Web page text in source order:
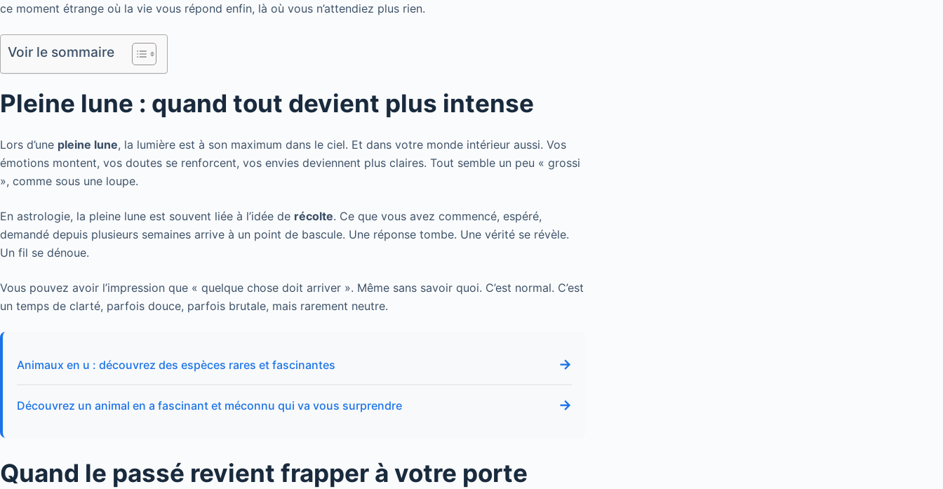
ce moment étrange où la vie vous répond enfin, là où vous n’attendiez plus rien.
Voir le sommaire
Pleine lune : quand tout devient plus intense
Lors d’une pleine lune, la lumière est à son maximum dans le ciel. Et dans votre monde intérieur aussi. Vos
émotions montent, vos doutes se renforcent, vos envies deviennent plus claires. Tout semble un peu « grossi
», comme sous une loupe.
En astrologie, la pleine lune est souvent liée à l’idée de récolte. Ce que vous avez commencé, espéré,
demandé depuis plusieurs semaines arrive à un point de bascule. Une réponse tombe. Une vérité se révèle.
Un fil se dénoue.
Vous pouvez avoir l’impression que « quelque chose doit arriver ». Même sans savoir quoi. C’est normal. C’est
un temps de clarté, parfois douce, parfois brutale, mais rarement neutre.
Animaux en u : découvrez des espèces rares et fascinantes →
Découvrez un animal en a fascinant et méconnu qui va vous surprendre →
Quand le passé revient frapper à votre porte